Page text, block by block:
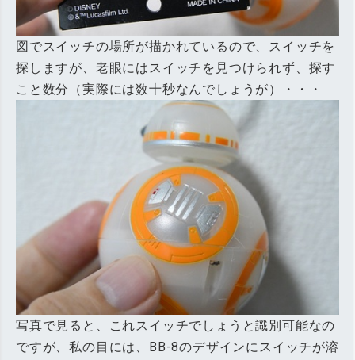
図でスイッチの場所が描かれているので、スイッチを
探しますが、老眼にはスイッチを見つけられず、探す
こと数分（実際には数十秒なんでしょうが）・・・
写真で見ると、これスイッチでしょうと識別可能なの
ですが、私の目には、BB-8のデザインにスイッチが溶